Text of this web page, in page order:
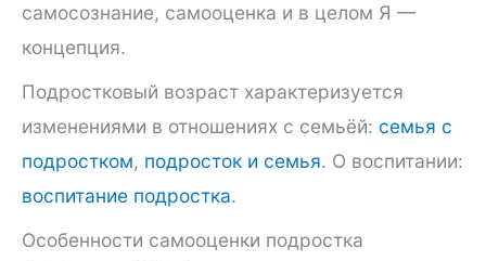
самосознание, самооценка и в целом Я —
концепция.
Подростковый возраст характеризуется
изменениями в отношениях с семьёй: семья с
подростком, подросток и семья. О воспитании:
воспитание подростка.
Особенности самооценки подростка